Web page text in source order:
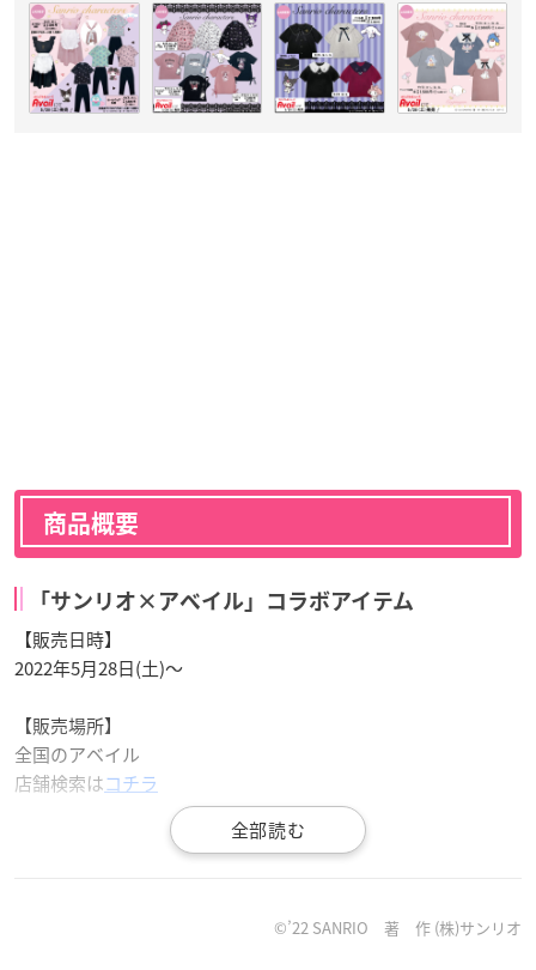
商品概要
「サンリオ×アベイル」コラボアイテム
【販売日時】
2022年5月28日(土)～
【販売場所】
全国のアベイル
店舗検索はコチラ
サンリオ キャラクターズのコラ
©’22 SANRIO 著 作 (株)サンリオ